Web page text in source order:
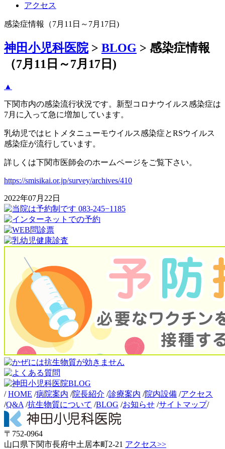
アクセス
感染症情報（7月11日～7月17日)
神田小児科医院> BLOG > 感染症情報
（7月11日～7月17日)
▲
下関市内の感染流行状況です。新型コロナウイルス感染症は
7月に入って急に増加しています。
乳幼児ではヒトメタニューモウイルス感染症とRSウイルス
感染症が流行しています。
詳しくは下関市医師会のホームページをご覧下さい。
https://smisikai.or.jp/survey/archives/410
2022年07月22日
/HOME /病院案内 /院長紹介 /診療案内 /院内設備 /アクセス
/Q&A /抗生物質について /BLOG /お知らせ /サイトマップ/
〒752-0964
山口県下関市長府中土居本町2-21 アクセス>>